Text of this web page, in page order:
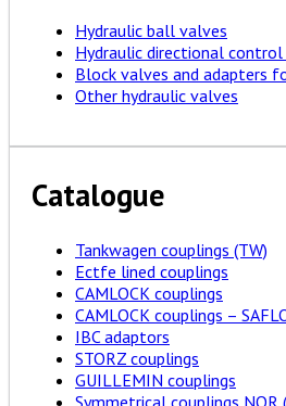
Hydraulic ball valves
Hydraulic directional
Block valves and adapters
Other hydraulic valves
Catalogue
Tankwagen couplings (TW)
Ectfe lined couplings
CAMLOCK couplings
CAMLOCK couplings –
IBC adaptors
STORZ couplings
GUILLEMIN couplings